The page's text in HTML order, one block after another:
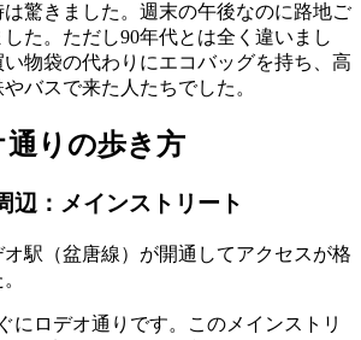
は驚きました。週末の午後なのに路地ご
た。ただし90年代とは全く違いまし
物袋の代わりにエコバッグを持ち、高
バスで来た人たちでした。
りの歩き方
辺：メインストリート
オ駅（盆唐線）が開通してアクセスが格
にロデオ通りです。このメインストリ